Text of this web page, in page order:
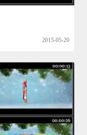
2015-05-20